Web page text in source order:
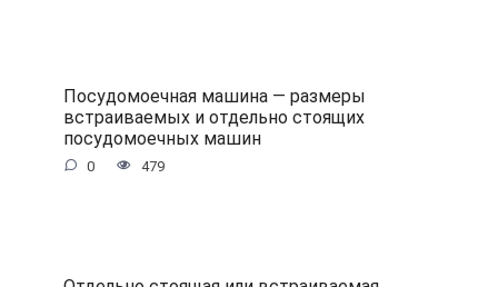
Посудомоечная машина — размеры
встраиваемых и отдельно стоящих
посудомоечных машин
0 479